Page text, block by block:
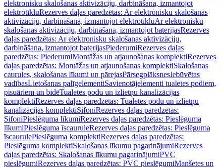
elektronisku skalošanas aktivizāciju, darbināšana, izmantojot
elektrotīkluRezerves daļas paredzētas: Ar elektronisku skalošanas
aktivizāciju, darbināšana, izmantojot elektrotīkluAr elektronisku
skalošanas aktivizāciju, darbināšana, izmantojot baterijasRezerves
daļas paredzētas: Ar elektronisku skalošanas aktivizāciju,
darbināšana, izmantojot baterijasPiederumiRezerves daļas
paredzētas: PiederumiMontāžas un atjaunošanas komplektiRezerves
daļas paredzētas: Montāžas un atjaunošanas komplektiSkalošanas
caurules, skalošanas līkumi un pārejasPārsegplāksnesIebūvētas
vadībasLietošanas palīgelementiSavienotājelementi tualetes podiem,
pisuāriem un bidēTualetes podu un izlietņu kanalizācijas
komplektiRezerves daļas paredzētas: Tualetes podu un izlietņu
kanalizācijas komplektiSifoniRezerves daļas paredzētas:
SifoniPieslēguma līkumiRezerves daļas paredzētas: Pieslēguma
līkumiPieslēguma īscauruleRezerves daļas paredzētas: Pieslēguma
īscaurulePieslēguma komplektiRezerves daļas paredzētas:
Pieslēguma komplektiSkalošanas līkumu pagarinājumiRezerves
daļas paredzētas: Skalošanas līkumu pagarinājumiPVC
pieslēgumiRezerves daļas paredzētas: PVC pieslēgumiManšetes un